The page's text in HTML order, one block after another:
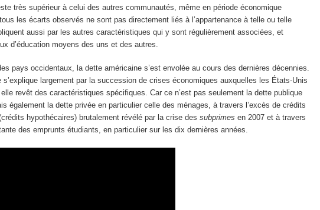
très supérieur à celui des autres communautés, même en période économique
les écarts observés ne sont pas directement liés à l’appartenance à telle ou telle
aussi par les autres caractéristiques qui y sont régulièrement associées, et
d’éducation moyens des uns et des autres.
pays occidentaux, la dette américaine s’est envolée au cours des dernières décennies.
s’explique largement par la succession de crises économiques auxquelles les États-Unis
revêt des caractéristiques spécifiques. Car ce n’est pas seulement la dette publique
également la dette privée en particulier celle des ménages, à travers l’excès de crédits
hypothécaires) brutalement révélé par la crise dessubprimes en 2007 et à travers
des emprunts étudiants, en particulier sur les dix dernières années.